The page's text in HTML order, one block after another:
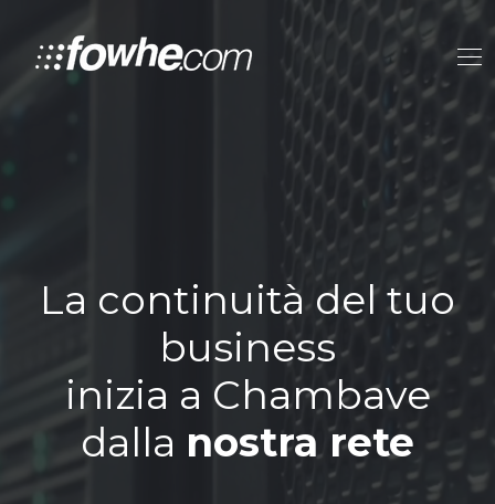
La continuità del tuo
business
inizia a Chambave
dalla nostra rete